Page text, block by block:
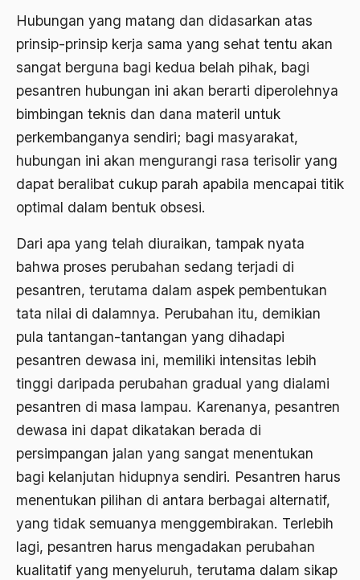
Hubungan yang matang dan didasarkan atas
prinsip-prinsip kerja sama yang sehat tentu akan
sangat berguna bagi kedua belah pihak, bagi
pesantren hubungan ini akan berarti diperolehnya
bimbingan teknis dan dana materil untuk
perkembanganya sendiri; bagi masyarakat,
hubungan ini akan mengurangi rasa terisolir yang
dapat beralibat cukup parah apabila mencapai titik
optimal dalam bentuk obsesi.
Dari apa yang telah diuraikan, tampak nyata
bahwa proses perubahan sedang terjadi di
pesantren, terutama dalam aspek pembentukan
tata nilai di dalamnya. Perubahan itu, demikian
pula tantangan-tantangan yang dihadapi
pesantren dewasa ini, memiliki intensitas lebih
tinggi daripada perubahan gradual yang dialami
pesantren di masa lampau. Karenanya, pesantren
dewasa ini dapat dikatakan berada di
persimpangan jalan yang sangat menentukan
bagi kelanjutan hidupnya sendiri. Pesantren harus
menentukan pilihan di antara berbagai alternatif,
yang tidak semuanya menggembirakan. Terlebih
lagi, pesantren harus mengadakan perubahan
kualitatif yang menyeluruh, terutama dalam sikap
Angkatan Laut AS
Ansor
Antarumat Beragama
Anti Kekerasan
Anti Klimak
Anti-Kekerasan
Antonio Gramsci
Antony Van Leeuwenhoek
antroposentrisme
Anwar Ibrahim
apa yang kau cari palupi
Aparat Keamanan
APEC
Apel Akbar NU
APRI